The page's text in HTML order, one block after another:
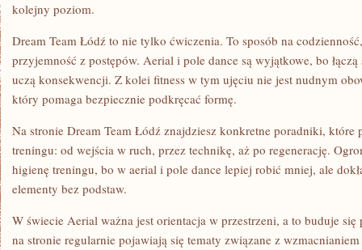
kolejny poziom.
Dream Team Łódź to nie tylko ćwiczenia. To sposób na
przyjemność z postępów. Aerial i pole dance są wyjątkowe, bo łączą
uczą konsekwencji. Z kolei fitness w tym ujęciu nie jest nudnym
który pomaga bezpiecznie podkręcać formę.
Na stronie Dream Team Łódź znajdziesz konkretne poradniki, które
treningu: od wejścia w ruch, przez technikę, aż po regenerację.
higienę treningu, bo w aerial i pole dance lepiej robić mniej, ale
elementy bez podstaw.
W świecie Aerial ważna jest orientacja w przestrzeni, a to buduje się
na stronie regularnie pojawiają się tematy związane z